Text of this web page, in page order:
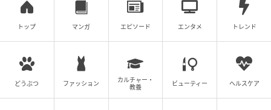
トップ マンガ エピソード エンタメ トレンド
どうぶつ ファッション
カルチャー・
教養
ビューティー ヘルスケア